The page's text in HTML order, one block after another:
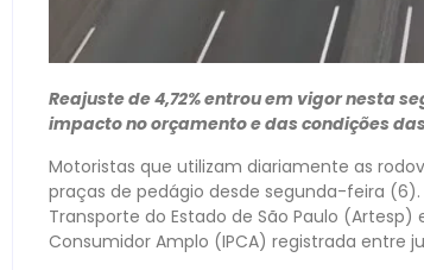
Reajuste de 4,72% entrou em vigor nesta
impacto no orçamento e das condições
Motoristas que utilizam diariamente as
praças de pedágio desde segunda-feira
Transporte do Estado de São Paulo
Consumidor Amplo (IPCA) registrada entre